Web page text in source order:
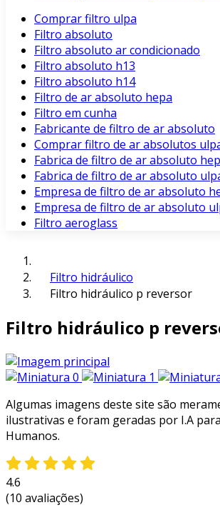
Comprar filtro ulpa
Filtro absoluto
Filtro absoluto ar condicionado
Filtro absoluto h13
Filtro absoluto h14
Filtro de ar absoluto hepa
Filtro em cunha
Fabricante de filtro de ar absoluto
Comprar filtro de ar absolutos
Fabrica de filtro de ar absoluto
Fabrica de filtro de ar absoluto
Empresa de filtro de ar absoluto
Empresa de filtro de ar absoluto
Filtro aeroglass
Filtro hidráulico
Filtro hidráulico p reversor
Filtro hidráulico p
Algumas imagens deste site são
ilustrativas e foram geradas por I.A para
Humanos.
4.6
(10 avaliações)